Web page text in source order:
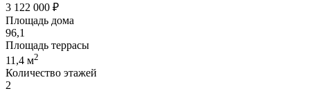
3 122 000 ₽
Площадь дома
96,1
Площадь террасы
11,4 м2
Количество этажей
2